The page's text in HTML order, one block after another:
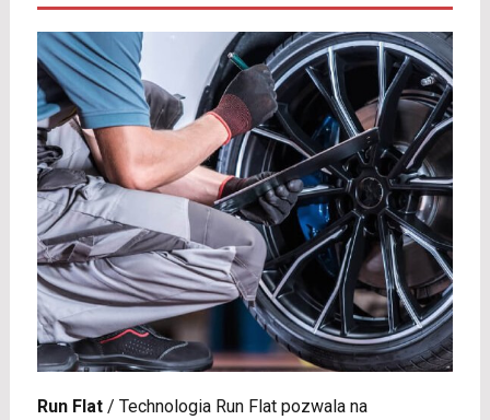
Run Flat/ Technologia Run Flat pozwala na